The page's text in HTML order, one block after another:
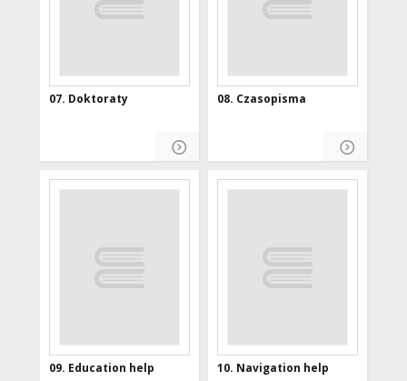
07. Doktoraty 08. Czasopisma
09. Education help 10. Navigation help